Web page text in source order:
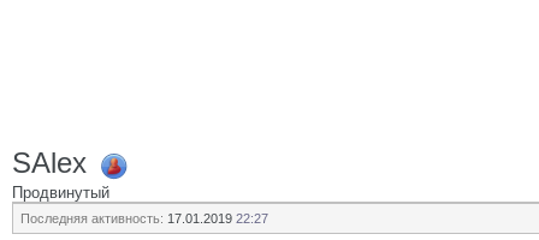
SAlex
Продвинутый
Последняя активность: 17.01.2019 22:27